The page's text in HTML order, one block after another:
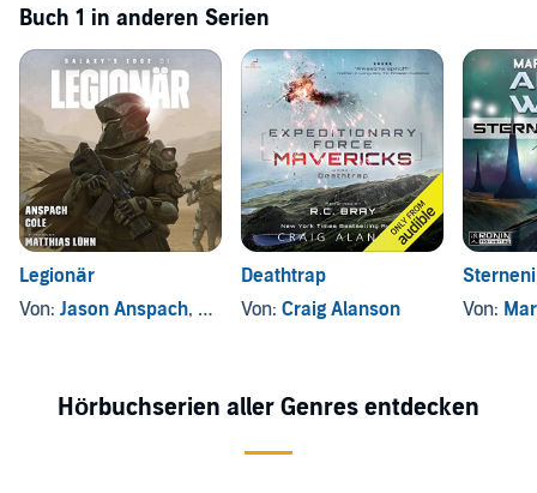
Buch 1 in anderen Serien
Legionär
Von: Jason Anspach, und andere
Deathtrap
Von: Craig Alanson
Von:
Hörbuchserien aller Genres entdecken